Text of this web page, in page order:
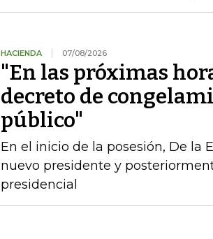
HACIENDA 07/08/2026
"En las próximas
decreto de
público"
En el inicio de la posesión, De la
nuevo presidente y
presidencial